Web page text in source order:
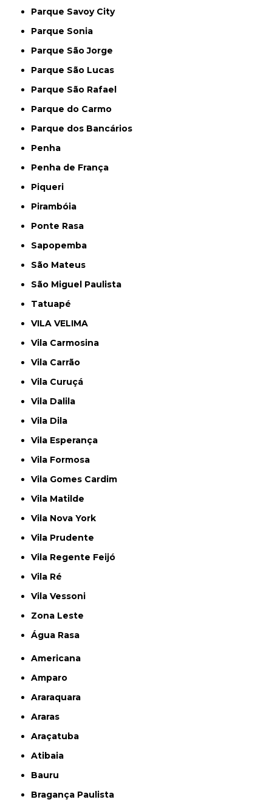
Parque Savoy City
Parque Sonia
Parque São Jorge
Parque São Lucas
Parque São Rafael
Parque do Carmo
Parque dos Bancários
Penha
Penha de França
Piqueri
Pirambóia
Ponte Rasa
Sapopemba
São Mateus
São Miguel Paulista
Tatuapé
VILA VELIMA
Vila Carmosina
Vila Carrão
Vila Curuçá
Vila Dalila
Vila Dila
Vila Esperança
Vila Formosa
Vila Gomes Cardim
Vila Matilde
Vila Nova York
Vila Prudente
Vila Regente Feijó
Vila Ré
Vila Vessoni
Zona Leste
Água Rasa
Americana
Amparo
Araraquara
Araras
Araçatuba
Atibaia
Bauru
Bragança Paulista